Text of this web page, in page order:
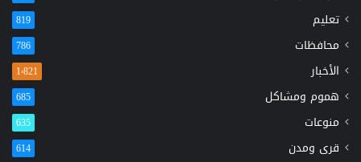
تعليم 819
محافظات 786
الأخبار 1٬821
هموم ومشاكل 685
منوعات 635
قرى ومدن 614